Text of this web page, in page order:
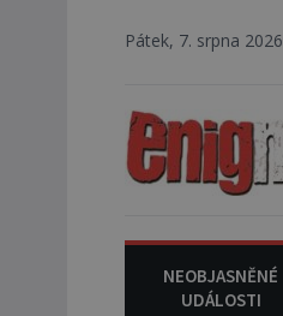
Pátek, 7. srpna 2026
NEOBJASNĚNÉ
UDÁLOSTI